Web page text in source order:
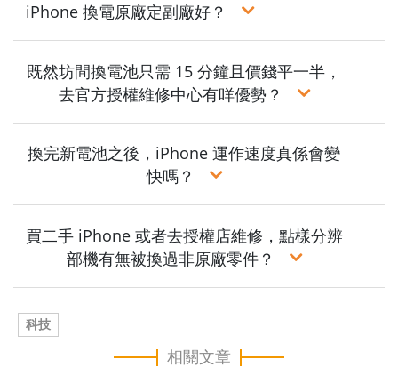
iPhone 換電原廠定副廠好？
既然坊間換電池只需 15 分鐘且價錢平一半，
去官方授權維修中心有咩優勢？
換完新電池之後，iPhone 運作速度真係會變
快嗎？
買二手 iPhone 或者去授權店維修，點樣分辨
部機有無被換過非原廠零件？
科技
相關文章